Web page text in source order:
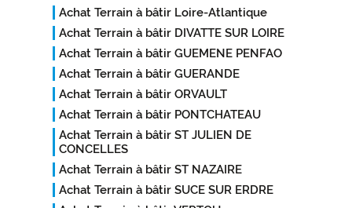
Achat Terrain à bâtir Loire-Atlantique
Achat Terrain à bâtir DIVATTE SUR LOIRE
Achat Terrain à bâtir GUEMENE PENFAO
Achat Terrain à bâtir GUERANDE
Achat Terrain à bâtir ORVAULT
Achat Terrain à bâtir PONTCHATEAU
Achat Terrain à bâtir ST JULIEN DE
CONCELLES
Achat Terrain à bâtir ST NAZAIRE
Achat Terrain à bâtir SUCE SUR ERDRE